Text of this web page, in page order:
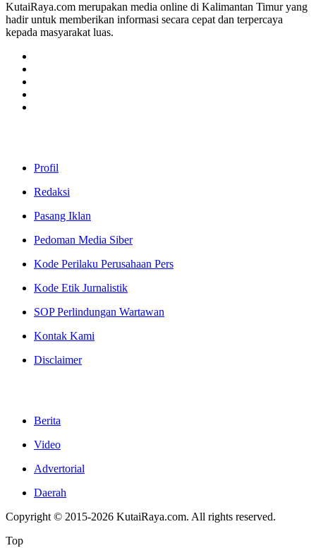
KutaiRaya.com merupakan media online di Kalimantan Timur yang
hadir untuk memberikan informasi secara cepat dan terpercaya
kepada masyarakat luas.
Profil
Redaksi
Pasang Iklan
Pedoman Media Siber
Kode Perilaku Perusahaan Pers
Kode Etik Jurnalistik
SOP Perlindungan Wartawan
Kontak Kami
Disclaimer
Berita
Video
Advertorial
Daerah
Copyright © 2015-2026 KutaiRaya.com. All rights reserved.
Top